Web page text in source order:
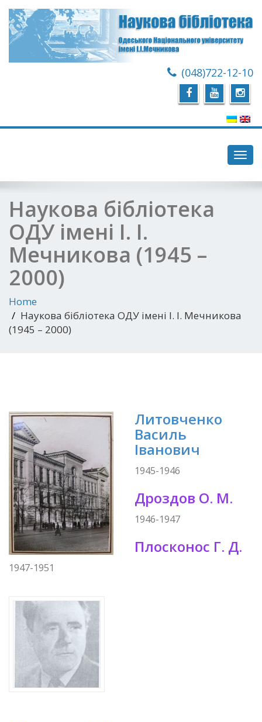
(048)722-12-10
Наукова бібліотека
ОДУ імені І. І.
Мечникова (1945 –
2000)
Home
Наукова бібліотека ОДУ імені І. І. Мечникова
(1945 – 2000)
Литовченко
Василь
Іванович
1945-1946
Дроздов О. М.
1946-1947
Плосконос Г. Д.
1947-1951